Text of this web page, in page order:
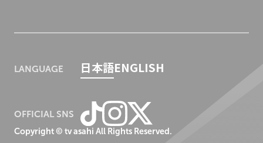
LANGUAGE 日本語ENGLISH
OFFICIAL SNS
Copyright © tv asahi All Rights Reserved.